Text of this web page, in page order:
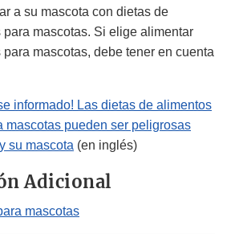
a su mascota con dietas de
mascotas. Si elige alimentar
mascotas, debe tener en cuenta
informado! Las dietas de alimentos
mascotas pueden ser peligrosas
su mascota (en inglés)
Adicional
mascotas